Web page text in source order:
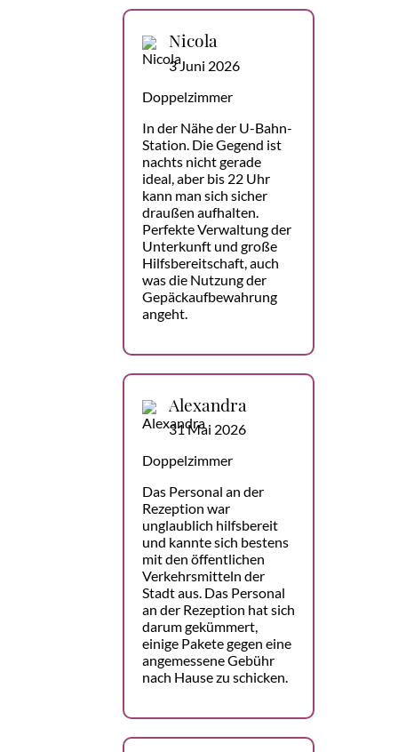
Nicola
3 Juni 2026
Doppelzimmer
In der Nähe der U-Bahn-
Station. Die Gegend ist
nachts nicht gerade
ideal, aber bis 22 Uhr
kann man sich sicher
draußen aufhalten.
Perfekte Verwaltung der
Unterkunft und große
Hilfsbereitschaft, auch
was die Nutzung der
Gepäckaufbewahrung
angeht.
Alexandra
31 Mai 2026
Doppelzimmer
Das Personal an der
Rezeption war
unglaublich hilfsbereit
und kannte sich bestens
mit den öffentlichen
Verkehrsmitteln der
Stadt aus. Das Personal
an der Rezeption hat sich
darum gekümmert,
einige Pakete gegen eine
angemessene Gebühr
nach Hause zu schicken.